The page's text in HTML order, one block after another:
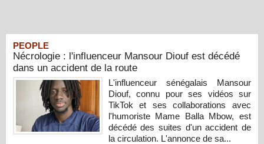
PEOPLE
Nécrologie : l'influenceur Mansour Diouf est décédé
dans un accident de la route
L'influenceur sénégalais Mansour
Diouf, connu pour ses vidéos sur
TikTok et ses collaborations avec
l'humoriste Mame Balla Mbow, est
décédé des suites d'un accident de
la circulation. L'annonce de sa...